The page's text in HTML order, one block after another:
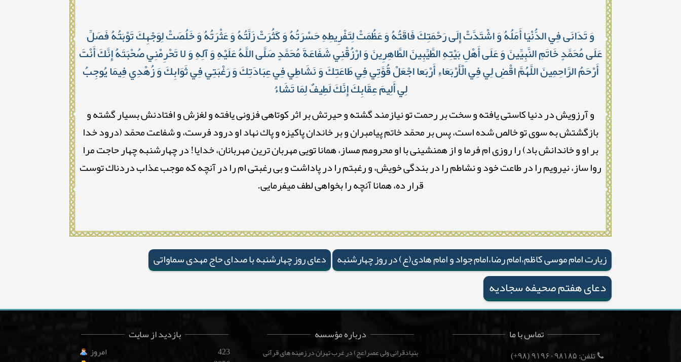
وَ تَدَانَى فِي الدُّنْيَا أَمَلُهُ وَ اشْتَدَّتْ إِلَى رَحْمَتِكَ فَاقَتُهُ وَ عَظُمَتْ لِتَفْرِيطِهِ حَسْرَتُهُ وَ كَثُرَتْ زَلَّتُهُ وَ عَثْرَتُهُ وَ خَلُصَتْ لِوَجْهِكَ تَوْبَتُهُ فَصَلِّ
عَلَى مُحَمَّدٍ خَاتَمِ النَّبِيِّينَ وَ عَلَى أَهْلِ بَيْتِهِ الطَّيِّبِينَ الطَّاهِرِينَ وَ ارْزُقْنِي شَفَاعَةَ مُحَمَّدٍ صَلَّى اللَّهُ عَلَيْهِ وَ آلِهِ وَ لا تَحْرِمْنِي صُحْبَتَهُ إِنَّكَ أَنْتَ
أَرْحَمُ الرَّاحِمِينَ اللَّهُمَّ اقْضِ لِي فِي الْأَرْبَعَاءِ أَرْبَعا اجْعَلْ قُوَّتِي فِي طَاعَتِكَ وَ نَشَاطِي فِي عِبَادَتِكَ وَ رَغْبَتِي فِي ثَوَابِكَ وَ زُهْدِي فِيمَا يُوجِبُ
لِي أَلِيمَ عِقَابِكَ إِنَّكَ لَطِيفٌ لِمَا تَشَاءُ
و آرزويش در دنيا كاستى يافته و سخت بر رحمت تو نيازمند گشته و حيرتش بر اثر كوتاهى فزونى يافته و لغزش و افتادنش بسيار گشته و
بازگشتش به سوى تو خالص شده است، پس بر محمّد خاتم پيامبران و بر خاندان پاكيزه و پاك نهاد او درود فرست، و شفاعت محمّد (درود خدا
بر او و خاندانش باد) را روزی ام فرما و از همنشينى با او محرومم مساز، همانا تويى مهربان ترين مهربانان، خدايا! در چهارشنبه چهار حاجت مرا
روا ساز، نيرويم را در طاعت خود و نشاطم را در بندگى خويش، و رغبتم را در پاداشت و بی رغبتی ام را در آنچه كه موجب عذاب دردناك توست
قرار ده، همانا آنچه را بخواهى لطف میفرمايى.
زیارت امام موسی کاظم،امام رضا،امام جواد و امام هادی(ع) در روز چهارشنبه دعای روز چهارشنبه با صدای حاج مهدی سماواتی
دعای هفتم صحیفه سجادیه
تماس با ما
تلفن: ۹۱۹۶۰۹۸۱۸۵ (۹۸+)
درباره مؤسسه
بنیادقرانی ولی عصر(عج) در غرب تهران در زمینه های قرآنی
بازدید از سایت
امروز 423